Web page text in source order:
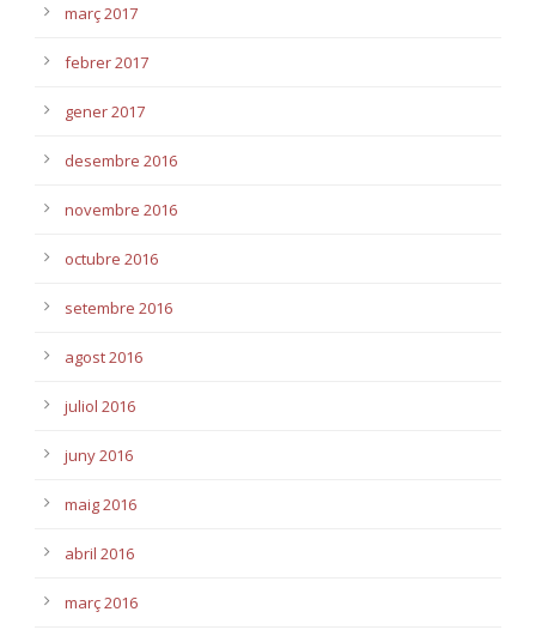
març 2017
febrer 2017
gener 2017
desembre 2016
novembre 2016
octubre 2016
setembre 2016
agost 2016
juliol 2016
juny 2016
maig 2016
abril 2016
març 2016